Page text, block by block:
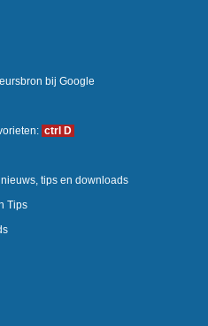
bij Google
ctrl D
tips en downloads
Tips